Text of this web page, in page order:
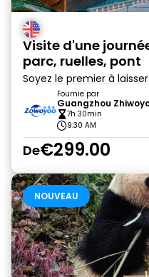
Visite d'une
parc, ruelles, pont
Soyez le premier à
Fournie par
Guangzhou
7h 30min
9:30 AM
De€299.00
NOUVEAU